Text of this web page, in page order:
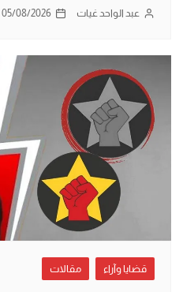
عبد الواحد غيات 05/08/2026
قضايا وآراء مقالات